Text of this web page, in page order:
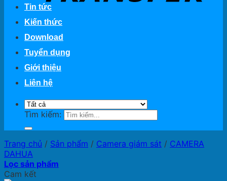
Tin tức
Kiến thức
Download
Tuyển dụng
Giới thiệu
Liên hệ
Tìm kiếm:
Trang chủ / Sản phẩm / Camera giám sát / CAMERA
DAHUA
Lọc sản phẩm
Cam kết